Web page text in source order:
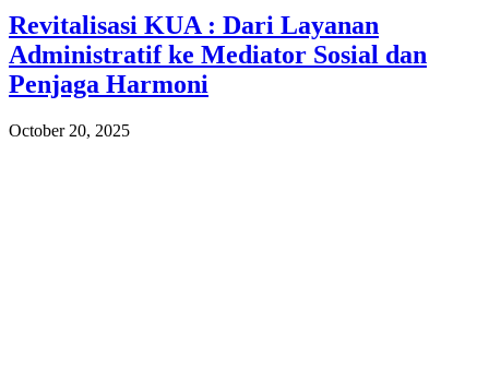
Revitalisasi KUA : Dari Layanan
Administratif ke Mediator Sosial dan
Penjaga Harmoni
October 20, 2025